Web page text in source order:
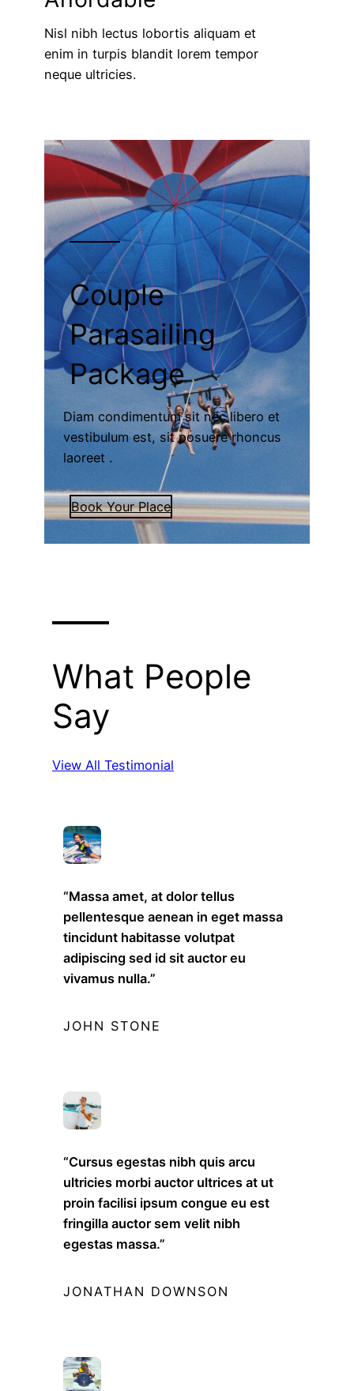
Nisl nibh lectus lobortis aliquam et
enim in turpis blandit lorem tempor
neque ultricies.
Couple
Parasailing
Package
Diam condimentum sit nec libero et
vestibulum est, sit posuere rhoncus
laoreet .
Book Your Place
What People
Say
View All Testimonial
“Massa amet, at dolor tellus
pellentesque aenean in eget massa
tincidunt habitasse volutpat
adipiscing sed id sit auctor eu
vivamus nulla.”
JOHN STONE
“Cursus egestas nibh quis arcu
ultricies morbi auctor ultrices at ut
proin facilisi ipsum congue eu est
fringilla auctor sem velit nibh
egestas massa.”
JONATHAN DOWNSON